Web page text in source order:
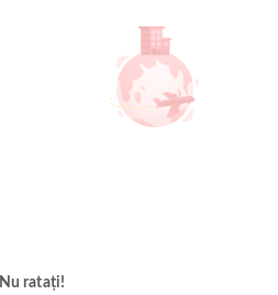
Nu ratați!